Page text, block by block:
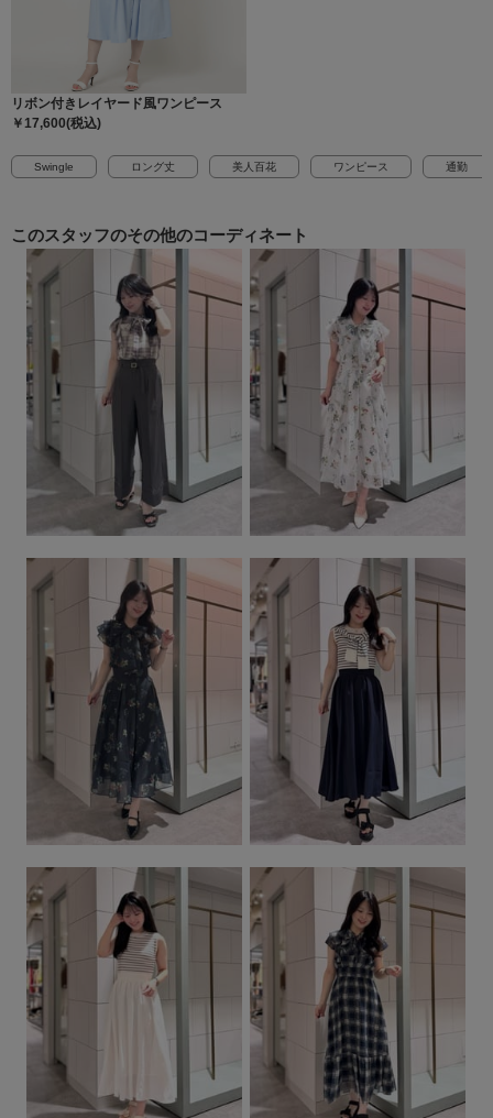
リボン付きレイヤード風ワンピース
￥17,600(税込)
Swingle ロング丈 美人百花 ワンピース 通勤
このスタッフのその他のコーディネート